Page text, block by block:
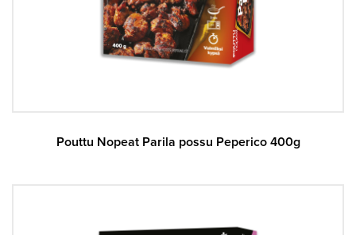
Pouttu Nopeat Parila possu Peperico 400g